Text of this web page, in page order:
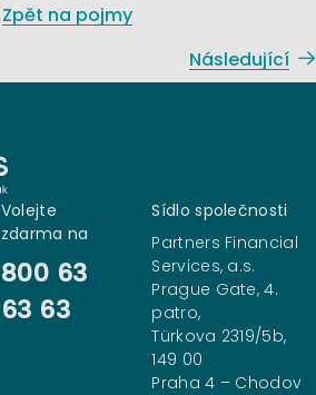
Zpět na pojmy
Následující
Volejte
zdarma na
800 63
63 63
Sídlo společnosti
Partners Financial
Services, a.s.
Prague Gate, 4.
patro,
Türkova 2319/5b,
149 00
Praha 4 – Chodov